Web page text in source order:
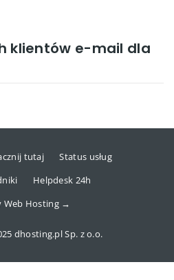
klientów e-mail dla
tutaj
Status usług
Helpdesk 24h
Web Hosting →
dhosting.pl Sp. z o.o.